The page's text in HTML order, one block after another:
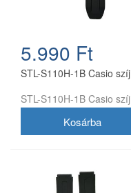
5.990 Ft
STL-S110H-1B Casio szíj
STL-S110H-1B Casio szíj